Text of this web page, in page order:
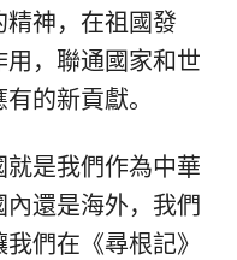
神，在祖國發
，聯通國家和世
的新貢獻。
是我們作為中華
還是海外，我們
們在《尋根記》